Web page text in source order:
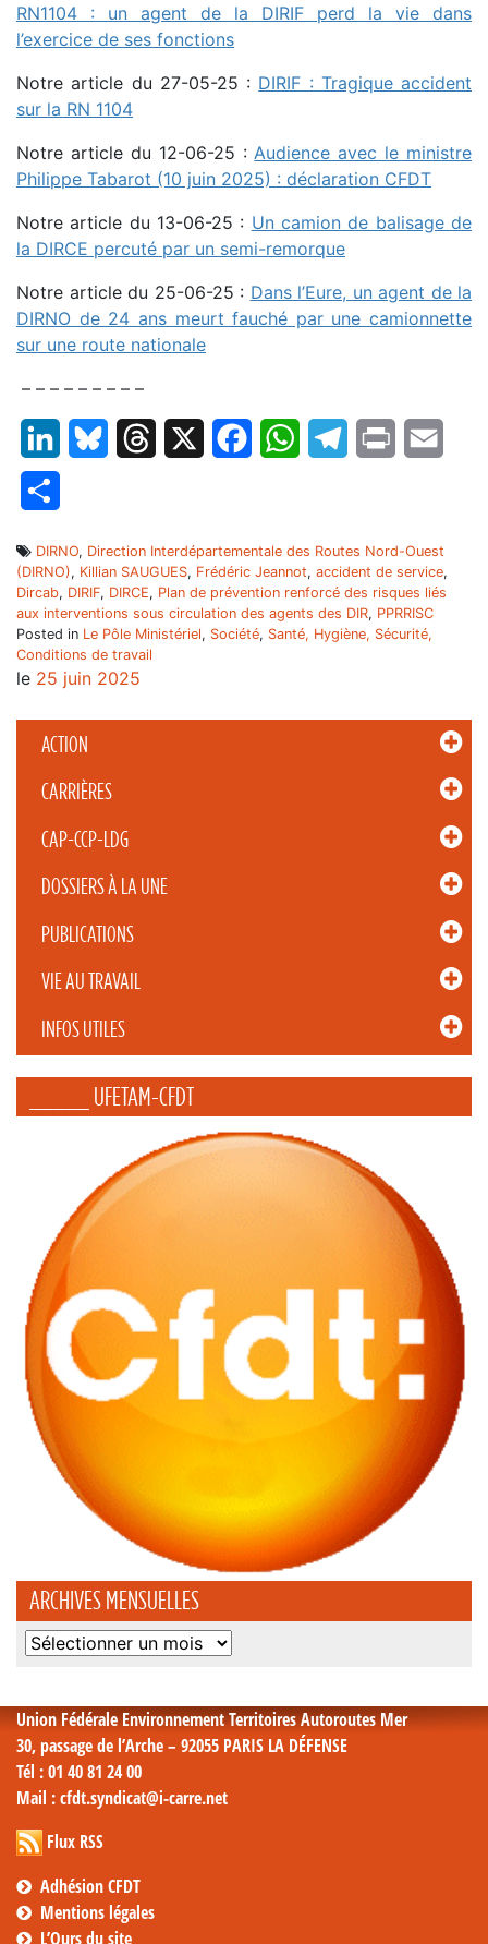
ACTION
CARRIÈRES
CAP-CCP-LDG
DOSSIERS À LA UNE
PUBLICATIONS
VIE AU TRAVAIL
INFOS UTILES
_____ UFETAM-CFDT
ARCHIVES MENSUELLES
Archives
RN1104 : un agent de la DIRIF perd la vie dans
l’exercice de ses fonctions
Notre article du 27-05-25 : DIRIF : Tragique accident
sur la RN 1104
Notre article du 12-06-25 : Audience avec le ministre
Philippe Tabarot (10 juin 2025) : déclaration CFDT
Notre article du 13-06-25 : Un camion de balisage de
la DIRCE percuté par un semi-remorque
Notre article du 25-06-25 : Dans l’Eure, un agent de la
DIRNO de 24 ans meurt fauché par une camionnette
sur une route nationale
– – – – – – – – –
LinkedInBluesky Threads FacebookWhatsAppTelegram
Print
DIRNO, Direction Interdépartementale des Routes Nord-Ouest
(DIRNO), Killian SAUGUES, Frédéric Jeannot, accident de service,
Dircab, DIRIF, DIRCE, Plan de prévention renforcé des risques liés
aux interventions sous circulation des agents des DIR, PPRRISC
Posted in Le Pôle Ministériel, Société, Santé, Hygiène, Sécurité,
Conditions de travail
le 25 juin 2025
Union Fédérale Environnement Territoires Autoroutes Mer
30, passage de l’Arche – 92055 PARIS LA DÉFENSE
Tél : 01 40 81 24 00
Mail : cfdt.syndicat@i-carre.net
Flux RSS
Adhésion CFDT
Mentions légales
L’Ours du site